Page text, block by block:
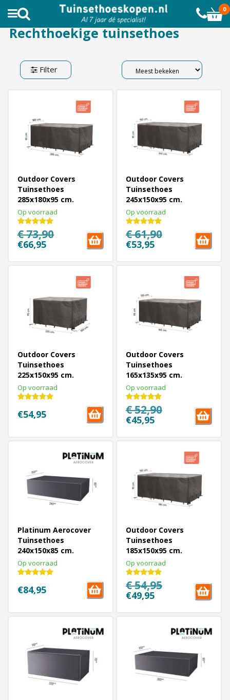
0
AL MEER DAN 10.000 TEVREDEN KLANTEN
Rechthoekige tuinsethoes
Filter
Outdoor Covers
Tuinsethoes
285x180x95 cm.
Op voorraad
€ 73,90
€66,95
Outdoor Covers
Tuinsethoes
245x150x95 cm.
Op voorraad
€ 61,90
€53,95
Outdoor Covers
Tuinsethoes
225x150x95 cm.
Op voorraad
€54,95
Outdoor Covers
Tuinsethoes
165x135x95 cm.
Op voorraad
€ 52,90
€45,95
Platinum Aerocover
Tuinsethoes
240x150x85 cm.
Op voorraad
€84,95
Outdoor Covers
Tuinsethoes
185x150x95 cm.
Op voorraad
€ 54,95
€49,95